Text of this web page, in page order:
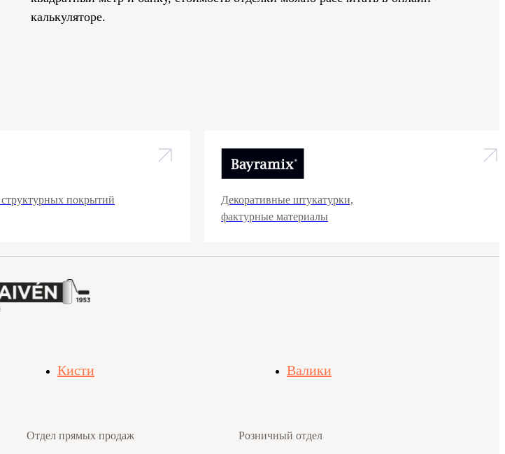
калькуляторе.
покрытий
Декоративные штукатурки,
фактурные материалы
Кисти Валики
Отдел прямых продаж Розничный отдел